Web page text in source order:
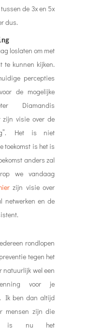
de 3x en 5x
dus.
loslaten om met
te kunnen kijken.
percepties
de mogelijke
Diamandis
zijn visie over de
Het is niet
toekomst is het is
anders zal
we vandaag
zijn visie over
netwerken en de
rondlopen
tegen het
wel een
voor je
Ik ben dan altijd
mensen zijn die
is nu het